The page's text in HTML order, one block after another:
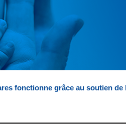
fonctionne grâce au soutien de